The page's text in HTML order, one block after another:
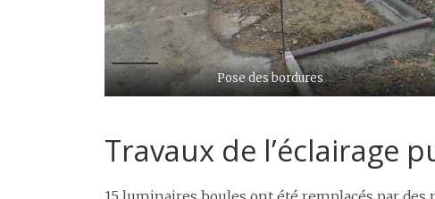
Pose des bordures
Travaux de l’éclairage